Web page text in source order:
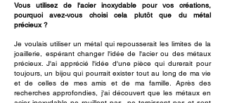
Vous utilisez de l'acier inoxydable pour vos créations,
pourquoi avez-vous choisi cela plutôt que du métal
précieux ?
Je voulais utiliser un métal qui repousserait les limites de la
joaillerie, espérant changer l'idée de l'acier ou des métaux
précieux. J'ai apprécié l'idée d'une pièce qui durerait pour
toujours, un bijou qui pourrait exister tout au long de ma vie
et de celles de mes amis et de ma famille. Après des
recherches approfondies, j'ai découvert que les métaux en